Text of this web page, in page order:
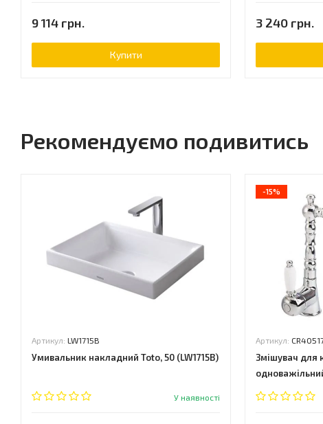
9 114 грн.
Купити
3 240 грн.
Рекомендуємо подивитись
Артикул: LW1715B
Умивальник накладний Toto, 50 (LW1715B)
У наявності
-15%
Артикул:
Змішувач для